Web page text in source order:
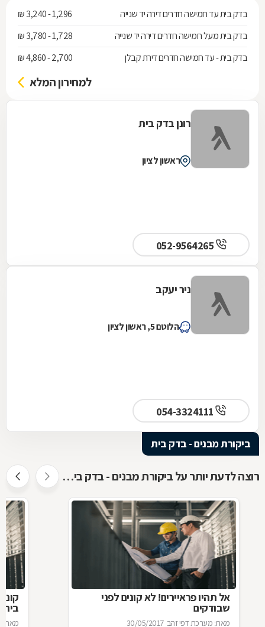
בדק בית עד חמישה חדרים דירה יד שנייה
1,296 - 3,240 ₪
בדק בית מעל חמישה חדרים דירה יד שנייה
1,728 - 3,780 ₪
בדק בית - עד חמישה חדרים דירת קבלן
2,700 - 4,860 ₪
למחירון המלא
רונן בדק בית
ראשון לציון
ניר יעקב
הלוטם 5, ראשון לציון
ביקורת מבנים - בדק בית
רוצה לדעת יותר על ביקורת מבנים - בדק בית ?
אל תהיו פראיירים! לא קונים לפני
שבודקים
מאת: מערכת דפי זהב 30/05/2017
בית
מאת: